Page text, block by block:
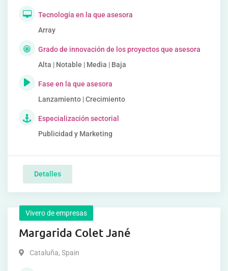
Tecnología en la que asesora
Array
Grado de innovación de los proyectos que asesora
Alta | Notable | Media | Baja
Fase en la que asesora
Lanzamiento | Crecimiento
Especialización sectorial
Publicidad y Marketing
Detalles
Vivero de empresas
Margarida Colet Jané
Cataluña, Spain